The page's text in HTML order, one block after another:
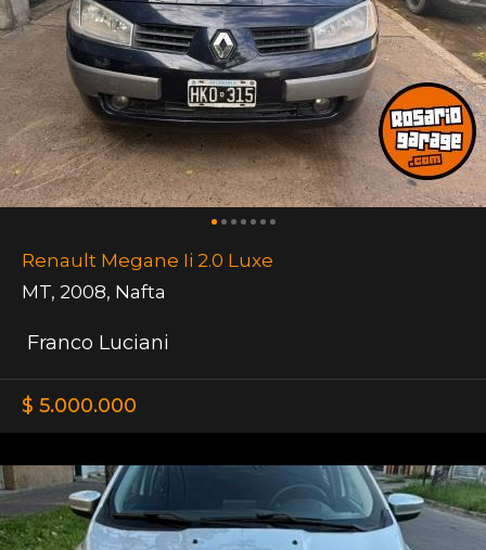
Renault Megane Ii 2.0 Luxe
MT, 2008, Nafta
Franco Luciani
$ 5.000.000